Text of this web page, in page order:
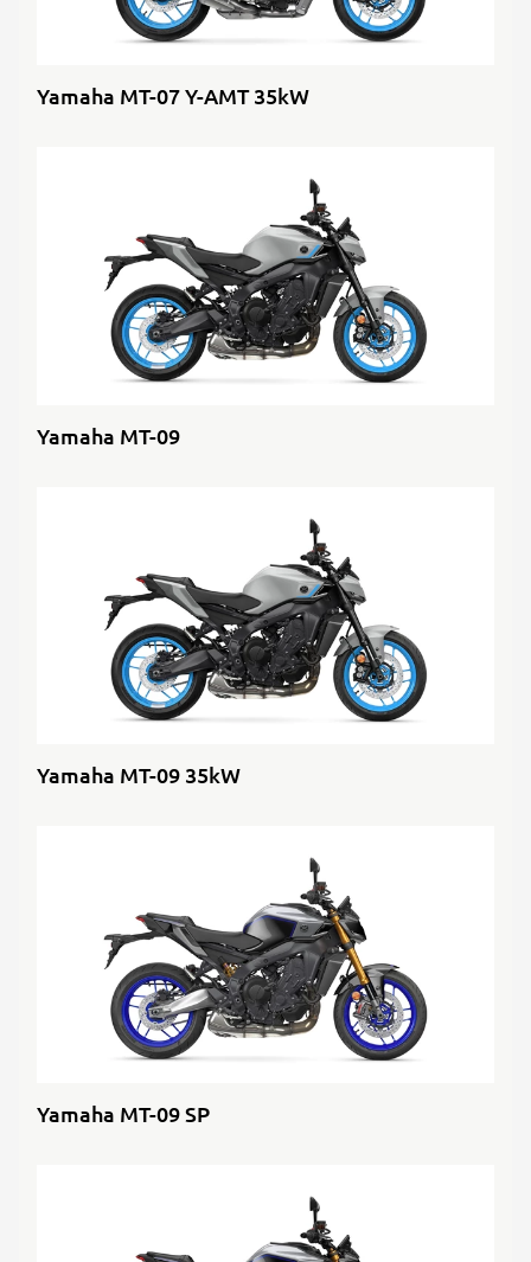
Yamaha MT-07 Y-AMT 35kW
Yamaha MT-09
Yamaha MT-09 35kW
Yamaha MT-09 SP